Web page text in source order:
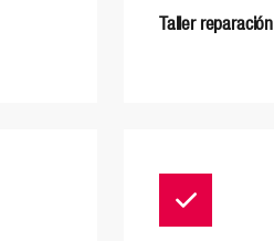
Taller reparación